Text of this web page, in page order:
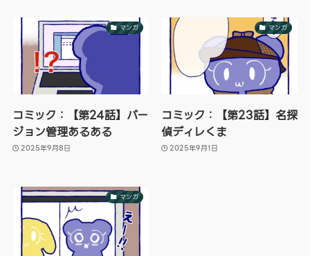
マンガ
コミック：【第24話】バー
ジョン管理あるある
2025年9月8日
マンガ
コミック：【第23話】名探
偵ディレくま
2025年9月1日
マンガ